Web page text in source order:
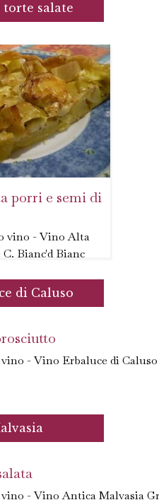
torte salate
porri e semi di
vino - Vino Alta
Bianc'd Bianc
di Caluso
- Vino Erbaluce di
- Vino Antica Malvasia